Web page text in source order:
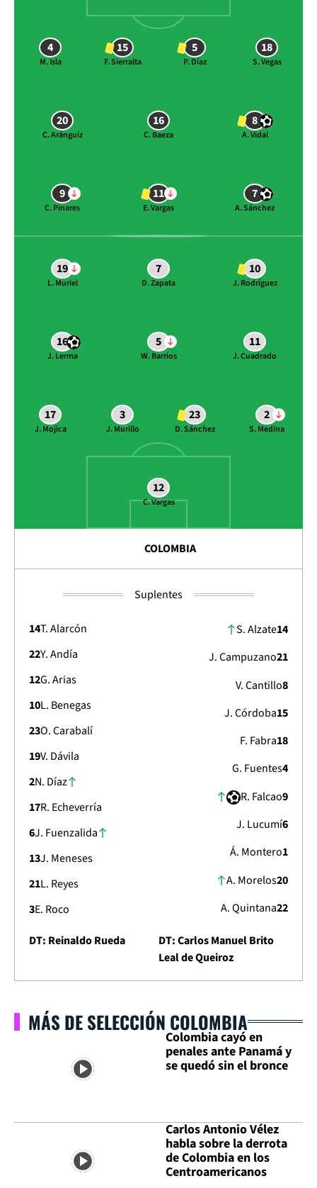
4
M. Isla
15
F. Sierralta
5
P. Díaz
18
S. Vegas
20
C. Aránguiz
16
C. Baeza
8
A. Vidal
9
C. Pinares
11
E. Vargas
7
A. Sánchez
12
C. Vargas
2
S. Medina
23
D. Sánchez
3
J. Murillo
17
J. Mojica
11
J. Cuadrado
5
W. Barrios
16
J. Lerma
10
J. Rodríguez
7
D. Zapata
19
L. Muriel
COLOMBIA
Suplentes
14T. Alarcón
22Y. Andía
12G. Arias
10L. Benegas
23O. Carabalí
19V. Dávila
2N. Díaz
17R. Echeverría
6J. Fuenzalida
13J. Meneses
21L. Reyes
3E. Roco
14
S. Alzate
21
J. Campuzano
8
V. Cantillo
15
J. Córdoba
18
F. Fabra
4
G. Fuentes
9
R. Falcao
6
J. Lucumí
1
Á. Montero
20
A. Morelos
22
A. Quintana
DT: Reinaldo Rueda
DT: Carlos Manuel Brito
Leal de Queiroz
MÁS DE SELECCIÓN COLOMBIA
Colombia cayó en
penales ante Panamá y
se quedó sin el bronce
Carlos Antonio Vélez
habla sobre la derrota
de Colombia en los
Centroamericanos